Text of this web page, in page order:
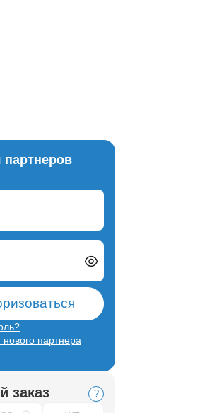
партнеров
нового партнера
заказ ?